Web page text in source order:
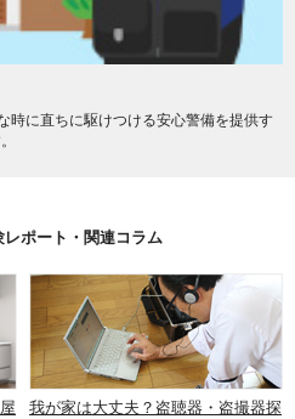
時に直ちに駆けつける安心警備を提供す
ポート・関連コラム
我が家は大丈夫？盗聴器・盗撮器探